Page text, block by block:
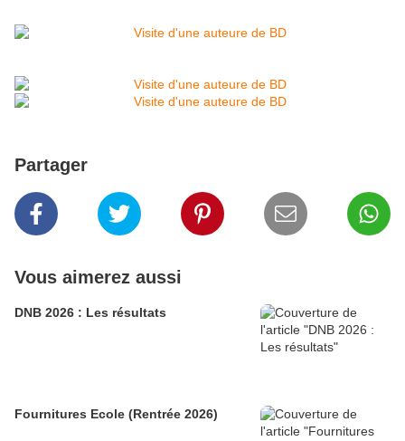
Partager
Vous aimerez aussi
DNB 2026 : Les résultats
Fournitures Ecole (Rentrée 2026)